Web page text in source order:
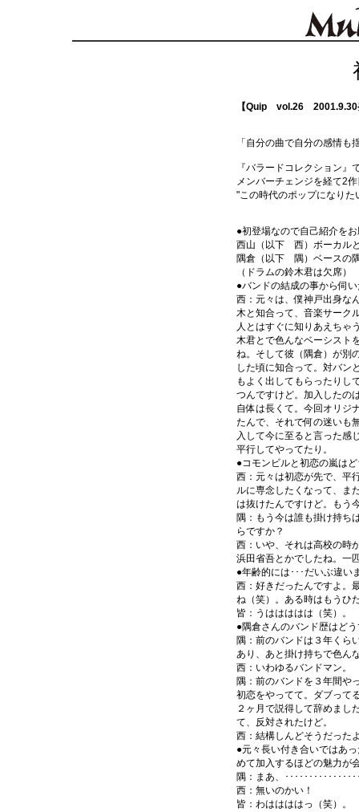
【Quip vol.26 2001.9.30
「自分の曲で自分の感情も
『バラードコレクション
メンバーチェンジを経て2
"この時代のポップになり
●初登場なので自己紹介を
西山（以下 西）ボーカル
隅倉（以下 隅）ベースの
（ドラムの鈴木君は欠席）
●バンドの結成の事から伺
西：元々は、僕神戸出身な
木と知合って、音楽サーク
人とはすぐに知りあえちゃ
木君とで色んなベーシスト
ね。そして彼（隅倉）が別
した頃に知合って。対バン
もよく出してもらったりし
つんですけど。加入したの
自体は長くて。今回オリジ
たんで、それで何の迷いも
入して今に至ると言った感
平行してやってたり。
●コモンビルと初恋の嵐は
西：元々は初恋が先で、平
ルに専念したくなって、ま
は抜けたんですけど。もう
隅：もう今は誰も掛け持ち
らですか？
西：いや、それは高校の時
浜田省吾とかでしたね。一
●年齢的には･･･だいぶ違い
西：好きだったんですよ。
ね（笑）。ある時はもうひ
皆：うははははは（笑）。
●隅倉さんのバンド歴はど
隅：前のバンドは３年くら
あり、あと掛け持ちで色ん
西：いわゆるバンドマン。
隅：前のバンドを３年間や
初恋をやってて。ダブって
２ヶ月で説得して辞めまし
て、反対されたけど。
西：結構しんどそうだった
●元々長い付き合いではあ
めて加入するほどの魅力が
隅：まあ、･･･････････････
西：無いのかい！
皆：わははははっ（笑）。